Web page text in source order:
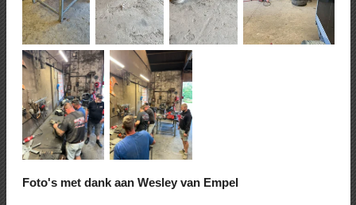
Foto's met dank aan Wesley van Empel